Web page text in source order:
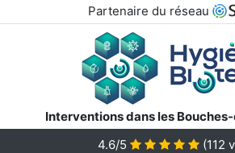
Partenaire du réseau
Interventions dans les
4.6/5
(112